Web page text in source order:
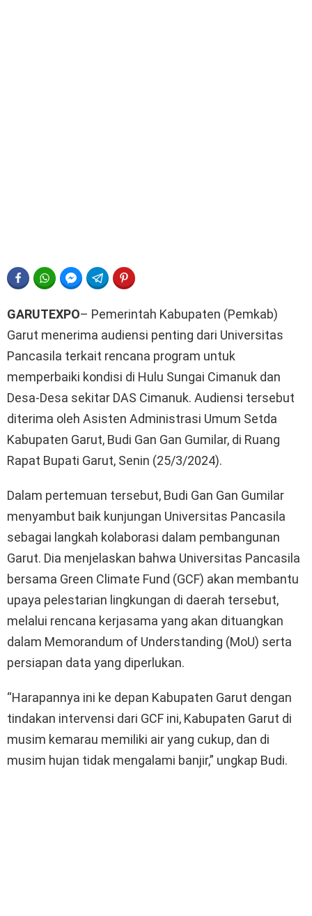
FACEBOOKWHATSAPPFACEBOOK MESSENGER
TELEGRAM
GARUTEXPO– Pemerintah Kabupaten (Pemkab)
Garut menerima audiensi penting dari Universitas
Pancasila terkait rencana program untuk
memperbaiki kondisi di Hulu Sungai Cimanuk dan
Desa-Desa sekitar DAS Cimanuk. Audiensi tersebut
diterima oleh Asisten Administrasi Umum Setda
Kabupaten Garut, Budi Gan Gan Gumilar, di Ruang
Rapat Bupati Garut, Senin (25/3/2024).
Dalam pertemuan tersebut, Budi Gan Gan Gumilar
menyambut baik kunjungan Universitas Pancasila
sebagai langkah kolaborasi dalam pembangunan
Garut. Dia menjelaskan bahwa Universitas Pancasila
bersama Green Climate Fund (GCF) akan membantu
upaya pelestarian lingkungan di daerah tersebut,
melalui rencana kerjasama yang akan dituangkan
dalam Memorandum of Understanding (MoU) serta
persiapan data yang diperlukan.
“Harapannya ini ke depan Kabupaten Garut dengan
tindakan intervensi dari GCF ini, Kabupaten Garut di
musim kemarau memiliki air yang cukup, dan di
musim hujan tidak mengalami banjir,” ungkap Budi.